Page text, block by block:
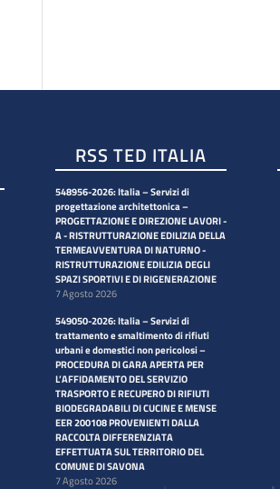
RSS TED ITALIA
548956-2026: Italia – Servizi di
progettazione architettonica –
PROGETTAZIONE E DIREZIONE LAVORI -
A - RISTRUTTURAZIONE EDILIZIA DELLA
TERMEAVVENTURA DI NATURNO -
RISTRUTTURAZIONE EDILIZIA DEGLI
SPAZI SPORTIVI E DI RIGENERAZIONE
7 Agosto 2026
549050-2026: Italia – Servizi di
trattamento e smaltimento di rifiuti
urbani e domestici non pericolosi –
PROCEDURA DI GARA APERTA PER
L’AFFIDAMENTO DEL SERVIZIO
TRASPORTO E RECUPERO DI RIFIUTI
BIODEGRADABILI DI CUCINE E MENSE
EER 200108 PROVENIENTI DALLA
RACCOLTA DIFFERENZIATA
EFFETTUATA SUL TERRITORIO DEL
COMUNE DI SAVONA
7 Agosto 2026